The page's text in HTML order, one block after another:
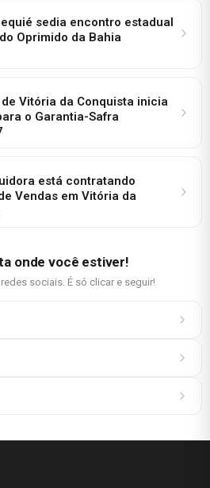
sedia encontro estadual
Oprimido da Bahia
Vitória da Conquista inicia
o Garantia-Safra
está contratando
Vendas em Vitória da
onde você estiver!
sociais. É só clicar e seguir!